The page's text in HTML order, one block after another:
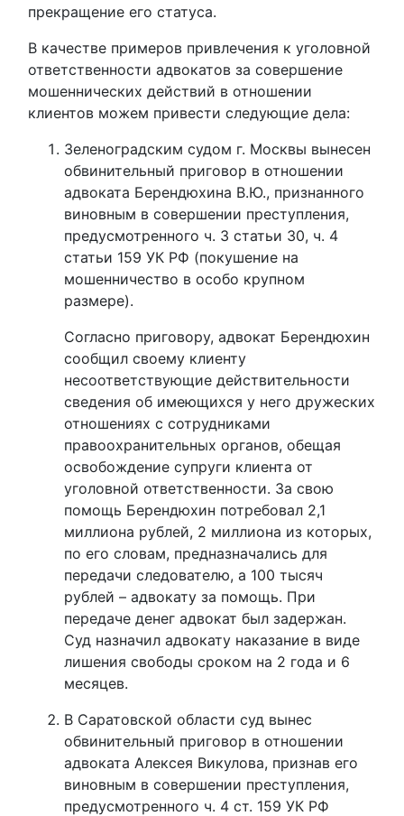
прекращение его статуса.
В качестве примеров привлечения к уголовной
ответственности адвокатов за совершение
мошеннических действий в отношении
клиентов можем привести следующие дела:
Зеленоградским судом г. Москвы вынесен
обвинительный приговор в отношении
адвоката Берендюхина В.Ю., признанного
виновным в совершении преступления,
предусмотренного ч. 3 статьи 30, ч. 4
статьи 159 УК РФ (покушение на
мошенничество в особо крупном
размере).
Согласно приговору, адвокат Берендюхин
сообщил своему клиенту
несоответствующие действительности
сведения об имеющихся у него дружеских
отношениях с сотрудниками
правоохранительных органов, обещая
освобождение супруги клиента от
уголовной ответственности. За свою
помощь Берендюхин потребовал 2,1
миллиона рублей, 2 миллиона из которых,
по его словам, предназначались для
передачи следователю, а 100 тысяч
рублей – адвокату за помощь. При
передаче денег адвокат был задержан.
Суд назначил адвокату наказание в виде
лишения свободы сроком на 2 года и 6
месяцев.
В Саратовской области суд вынес
обвинительный приговор в отношении
адвоката Алексея Викулова, признав его
виновным в совершении преступления,
предусмотренного ч. 4 ст. 159 УК РФ